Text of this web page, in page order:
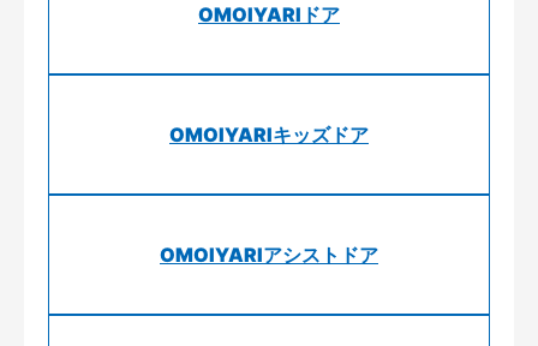
OMOIYARIドア
OMOIYARIキッズドア
OMOIYARIアシストドア